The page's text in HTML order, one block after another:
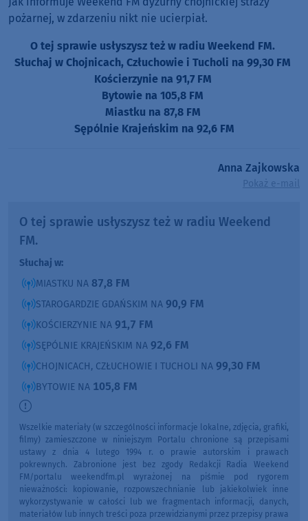
pożarnej, w zdarzeniu nikt nie ucierpiał.
O tej sprawie usłyszysz też w radiu Weekend FM.
Słuchaj w Chojnicach, Człuchowie i Tucholi na 99,30 FM
Kościerzynie na 91,7 FM
Bytowie na 105,8 FM
Miastku na 87,8 FM
Sępólnie Krajeńskim na 92,6 FM
Anna Zajkowska
Pokaż e-mail
O tej sprawie usłyszysz też w radiu Weekend
FM.
Słuchaj w:
MIASTKU NA 87,8 FM
STAROGARDZIE GDAŃSKIM NA 90,9 FM
KOŚCIERZYNIE NA 91,7 FM
SĘPÓLNIE KRAJEŃSKIM NA 92,6 FM
CHOJNICACH, CZŁUCHOWIE I TUCHOLI NA 99,30 FM
BYTOWIE NA 105,8 FM
Wszelkie materiały (w szczególności informacje lokalne, zdjęcia, grafiki,
filmy) zamieszczone w niniejszym Portalu chronione są przepisami
ustawy z dnia 4 lutego 1994 r. o prawie autorskim i prawach
pokrewnych. Zabronione jest bez zgody Redakcji Radia Weekend
FM/portalu weekendfm.pl wyrażonej na piśmie pod rygorem
nieważności: kopiowanie, rozpowszechnianie lub jakiekolwiek inne
wykorzystywanie w całości lub we fragmentach informacji, danych,
materiałów lub innych treści poza przewidzianymi przez przepisy prawa